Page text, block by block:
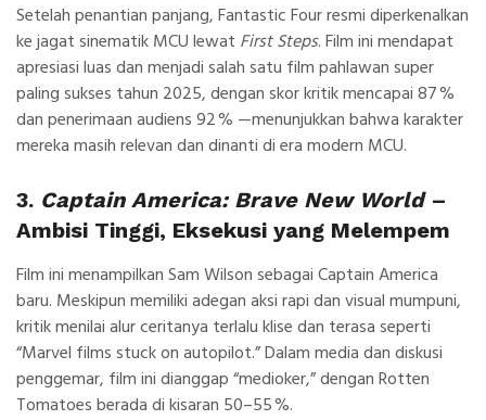
Setelah penantian panjang, Fantastic Four resmi diperkenalkan
ke jagat sinematik MCU lewat First Steps.Film ini mendapat
apresiasi luas dan menjadi salah satu film pahlawan super
paling sukses tahun 2025, dengan skor kritik mencapai 87 %
dan penerimaan audiens 92 % —menunjukkan bahwa karakter
mereka masih relevan dan dinanti di era modern MCU.
3. Captain America: Brave New World–
Ambisi Tinggi, Eksekusi yang Melempem
Film ini menampilkan Sam Wilson sebagai Captain America
baru. Meskipun memiliki adegan aksi rapi dan visual mumpuni,
kritik menilai alur ceritanya terlalu klise dan terasa seperti
“Marvel films stuck on autopilot.” Dalam media dan diskusi
penggemar, film ini dianggap “medioker,” dengan Rotten
Tomatoes berada di kisaran 50–55 %.